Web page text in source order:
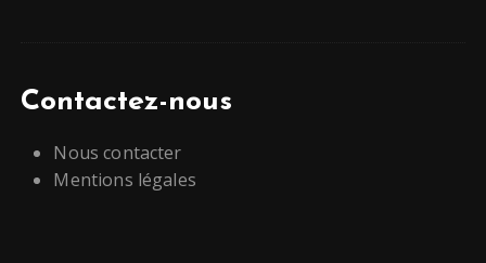
Contactez-nous
Nous contacter
Mentions légales